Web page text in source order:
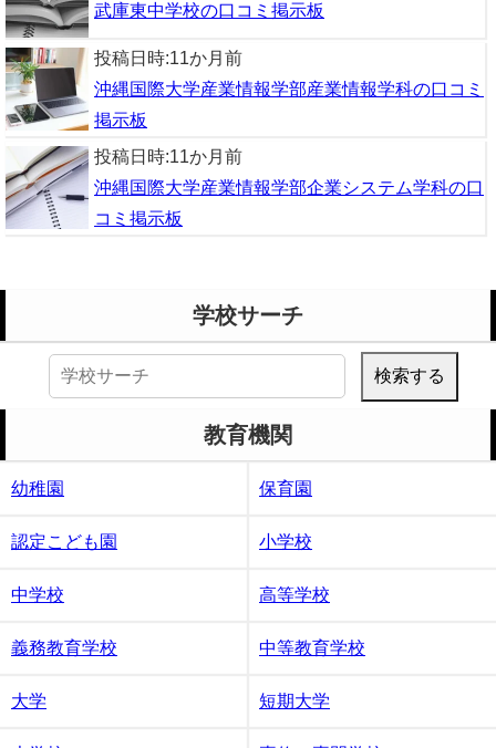
武庫東中学校の口コミ掲示板
投稿日時:11か月前
沖縄国際大学産業情報学部産業情報学科の口コミ
掲示板
投稿日時:11か月前
沖縄国際大学産業情報学部企業システム学科の口
コミ掲示板
学校サーチ
検
教育機関
幼稚園 保育園
認定こども園 小学校
中学校 高等学校
義務教育学校 中等教育学校
大学 短期大学